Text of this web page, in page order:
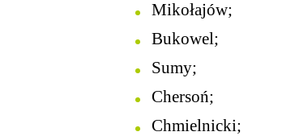
Mikołajów;
Bukowel;
Sumy;
Chersoń;
Chmielnicki;